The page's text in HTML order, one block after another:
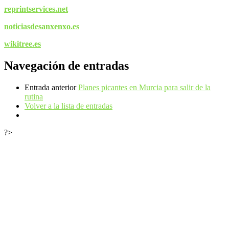
reprintservices.net
noticiasdesanxenxo.es
wikitree.es
Navegación de entradas
Entrada anterior Planes picantes en Murcia para salir de la
rutina
Volver a la lista de entradas
?>